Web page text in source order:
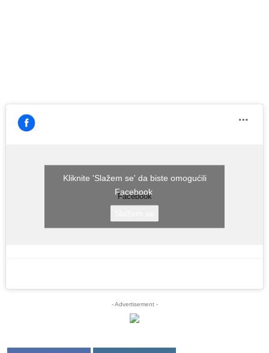
Facebook
Kliknite 'Slažem se' da biste omogućili
Facebook
- Advertisement -